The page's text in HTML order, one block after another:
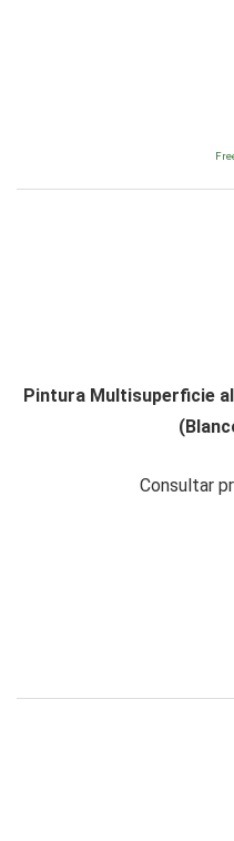
Pintura Multisuperficie
Consultar